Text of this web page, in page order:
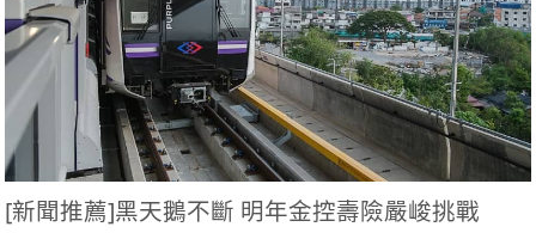
[新聞推薦]黑天鵝不斷 明年金控壽險嚴峻挑戰